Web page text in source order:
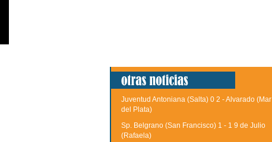
Juventud Antoniana (Salta) 0 2 - Alvarado (Mar
del Plata)
Sp. Belgrano (San Francisco) 1 - 1 9 de Julio
(Rafaela)